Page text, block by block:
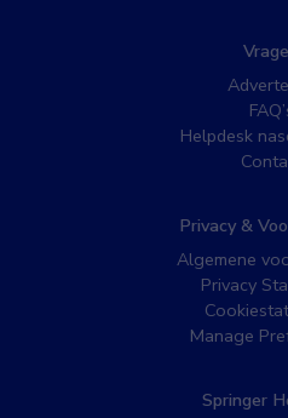
Helpdesk
Privacy &
Algemene
Privacy
Manage
Springer